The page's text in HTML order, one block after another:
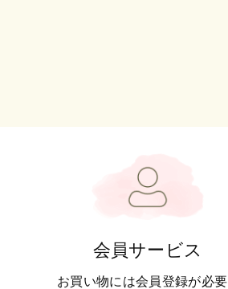
会員サービス
お買い物には会員登録が必要